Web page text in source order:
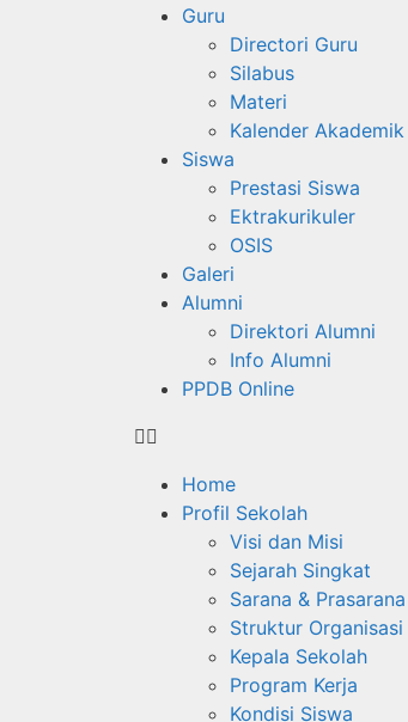
Guru
Directori Guru
Silabus
Materi
Kalender Akademik
Siswa
Prestasi Siswa
Ektrakurikuler
OSIS
Galeri
Alumni
Direktori Alumni
Info Alumni
PPDB Online
Home
Profil Sekolah
Visi dan Misi
Sejarah Singkat
Sarana & Prasarana
Struktur Organisasi
Kepala Sekolah
Program Kerja
Kondisi Siswa